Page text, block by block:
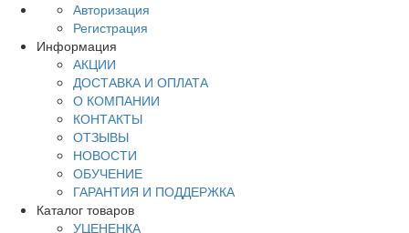
Авторизация
Регистрация
Информация
АКЦИИ
ДОСТАВКА И ОПЛАТА
О КОМПАНИИ
КОНТАКТЫ
ОТЗЫВЫ
НОВОСТИ
ОБУЧЕНИЕ
ГАРАНТИЯ И ПОДДЕРЖКА
Каталог товаров
УЦЕНЕНКА